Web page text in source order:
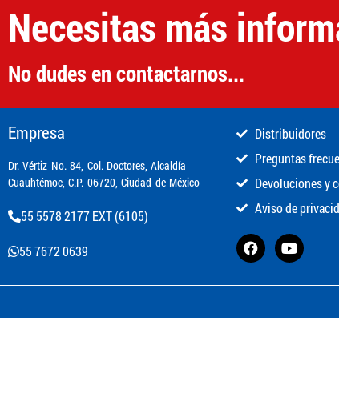
Necesitas más
No dudes en contactarnos...
Empresa
​Dr. Vértiz No. 84, Col. Doctores, Alcaldía
Cuauhtémoc, C.P. 06720, Ciudad de México
55 5578 2177 EXT (6105)
55 7672 0639
Distribuidores
Preguntas
Devoluciones y
Aviso de